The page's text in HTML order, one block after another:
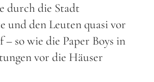
durch die Stadt
und den Leuten quasi vor
– so wie die Paper Boys in
vor die Häuser